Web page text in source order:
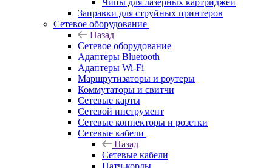
Чипы для лазерных картриджей
Заправки для струйных принтеров
Сетевое оборудование
Назад
Сетевое оборудование
Адаптеры Bluetooth
Адаптеры Wi-Fi
Маршрутизаторы и роутеры
Коммутаторы и свитчи
Сетевые карты
Сетевой инструмент
Сетевые коннекторы и розетки
Сетевые кабели
Назад
Сетевые кабели
Патч-корды